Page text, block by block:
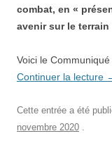
combat, en «
avenir sur le
Voici le
Continuer la lecture
Cette entrée a été
novembre 2020 .